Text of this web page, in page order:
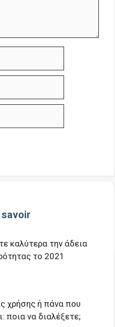
savoir
καλύτερα την άδεια
το 2021
χρήσης ή πάνα που
ποια να διαλέξετε;